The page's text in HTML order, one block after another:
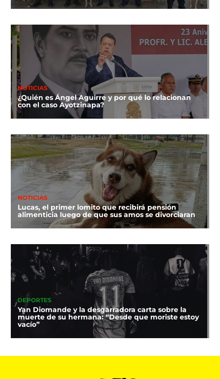
NOTICIAS
¿Quién es Ángel Aguirre y por qué lo relacionan
con el caso Ayotzinapa?
NOTICIAS
Lucas, el primer lomito que recibirá pensión
alimenticia luego de que sus amos se divorciaran
DEPORTES
Yan Diomande y la desgarradora carta sobre la
muerte de su hermana: “Desde que moriste estoy
vacío”